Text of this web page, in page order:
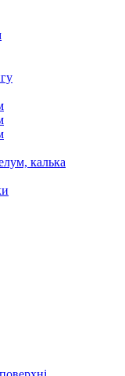
калька